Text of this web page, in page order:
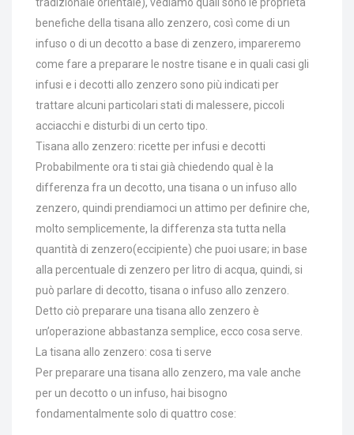
benefiche della tisana allo zenzero, così come di un
infuso o di un decotto a base di zenzero, impareremo
come fare a preparare le nostre tisane e in quali casi gli
infusi e i decotti allo zenzero sono più indicati per
trattare alcuni particolari stati di malessere, piccoli
acciacchi e disturbi di un certo tipo.
Tisana allo zenzero: ricette per infusi e decotti
Probabilmente ora ti stai già chiedendo qual è la
differenza fra un decotto, una tisana o un infuso allo
zenzero, quindi prendiamoci un attimo per definire che,
molto semplicemente, la differenza sta tutta nella
quantità di zenzero(eccipiente) che puoi usare; in base
alla percentuale di zenzero per litro di acqua, quindi, si
può parlare di decotto, tisana o infuso allo zenzero.
Detto ciò preparare una tisana allo zenzero è
un’operazione abbastanza semplice, ecco cosa serve.
La tisana allo zenzero: cosa ti serve
Per preparare una tisana allo zenzero, ma vale anche
per un decotto o un infuso, hai bisogno
fondamentalmente solo di quattro cose: